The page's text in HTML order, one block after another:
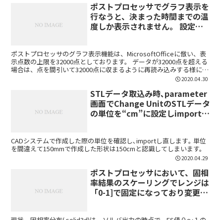
ポストプロセッサでグラフ表示を
行なうと、決まった時間までの温
度しか表示されません。 設定条
ポストプロセッサのグラフ表示機能は、MicrosoftOfficeに倣い、表
示点数の上限を32000点としております。 データが32000点を超える
場合は、点を間引いて32000点に収まるように再読み込みする様に改
2020.04.30
STLデータ取込み時､parameter
画面でChange UnitのSTLデータ
の単位を“cm”に設定しimportす
CADシステムで作成した際の単位を確認し､importし直します｡ 単位
を間違えて150mmで作成した形状は150cmと認識してしまいます。
2020.04.29
ポストプロセッサにおいて、固相
率結果のスケーリングでレンジは
「0-1]で固定になっており変更で